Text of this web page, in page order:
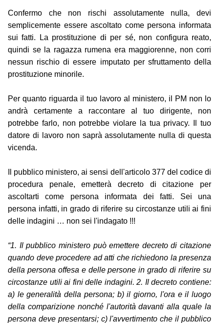
Confermo che non rischi assolutamente nulla, devi
semplicemente essere ascoltato come persona informata
sui fatti. La prostituzione di per sé, non configura reato,
quindi se la ragazza rumena era maggiorenne, non corri
nessun rischio di essere imputato per sfruttamento della
prostituzione minorile.
Per quanto riguarda il tuo lavoro al ministero, il PM non lo
andrà certamente a raccontare al tuo dirigente, non
potrebbe farlo, non potrebbe violare la tua privacy. Il tuo
datore di lavoro non saprà assolutamente nulla di questa
vicenda.
Il pubblico ministero, ai sensi dell'articolo 377 del codice di
procedura penale, emetterà decreto di citazione per
ascoltarti come persona informata dei fatti. Sei una
persona infatti, in grado di riferire su circostanze utili ai fini
delle indagini … non sei l'indagato !!!
“1. Il pubblico ministero può emettere decreto di citazione
quando deve procedere ad atti che richiedono la presenza
della persona offesa e delle persone in grado di riferire su
circostanze utili ai fini delle indagini. 2. Il decreto contiene:
a) le generalità della persona; b) il giorno, l'ora e il luogo
della comparizione nonché l'autorità davanti alla quale la
persona deve presentarsi; c) l'avvertimento che il pubblico